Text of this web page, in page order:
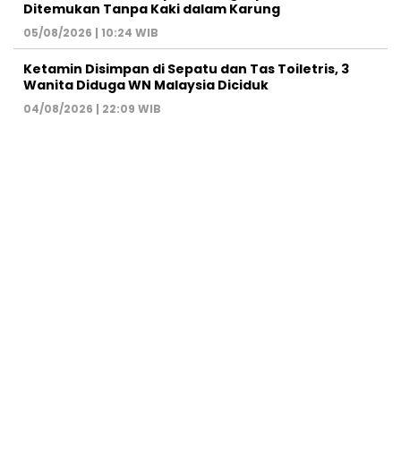
Ditemukan Tanpa Kaki dalam Karung
05/08/2026 | 10:24 WIB
Ketamin Disimpan di Sepatu dan Tas Toiletris, 3
Wanita Diduga WN Malaysia Diciduk
04/08/2026 | 22:09 WIB